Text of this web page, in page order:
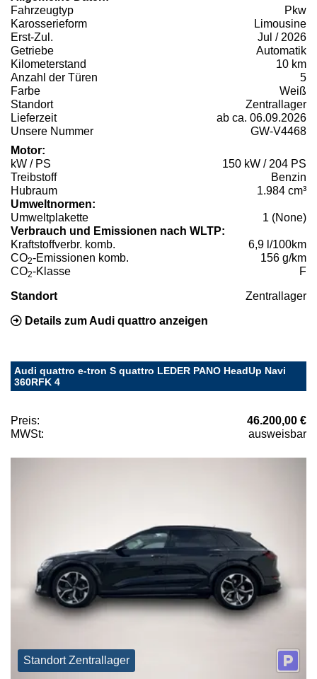
Fahrzeugtyp
Pkw
Karosserieform
Limousine
Erst-Zul.
Jul / 2026
Getriebe
Automatik
Kilometerstand
10 km
Anzahl der Türen
5
Farbe
Weiß
Standort
Zentrallager
Lieferzeit
ab ca. 06.09.2026
Unsere Nummer
GW-V4468
Motor:
kW / PS
150 kW / 204 PS
Treibstoff
Benzin
Hubraum
1.984 cm³
Umweltnormen:
Umweltplakette
1 (None)
Verbrauch und Emissionen nach WLTP:
Kraftstoffverbr. komb.
6,9 l/100km
CO2-Emissionen komb.
156 g/km
CO2-Klasse F
Standort Zentrallager
Details zum Audi quattro anzeigen
Audi quattro e-tron S quattro LEDER PANO HeadUp Navi
360RFK 4
Preis:
46.200,00 €
MWSt:
ausweisbar
Standort Zentrallager